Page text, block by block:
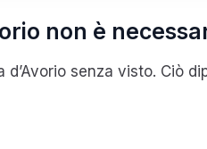
non è
senza visto. Ciò